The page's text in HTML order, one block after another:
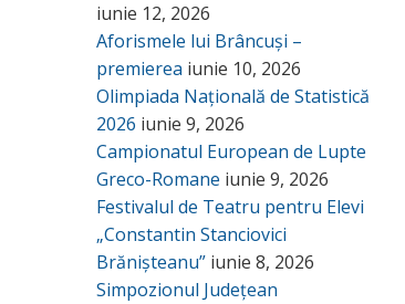
iunie 12, 2026
Aforismele lui Brâncuși –
premierea iunie 10, 2026
Olimpiada Națională de Statistică
2026 iunie 9, 2026
Campionatul European de Lupte
Greco-Romane iunie 9, 2026
Festivalul de Teatru pentru Elevi
„Constantin Stanciovici
Brănișteanu” iunie 8, 2026
Simpozionul Județean